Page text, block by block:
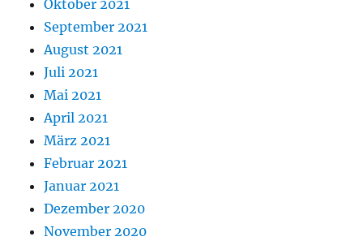
Oktober 2021
September 2021
August 2021
Juli 2021
Mai 2021
April 2021
März 2021
Februar 2021
Januar 2021
Dezember 2020
November 2020